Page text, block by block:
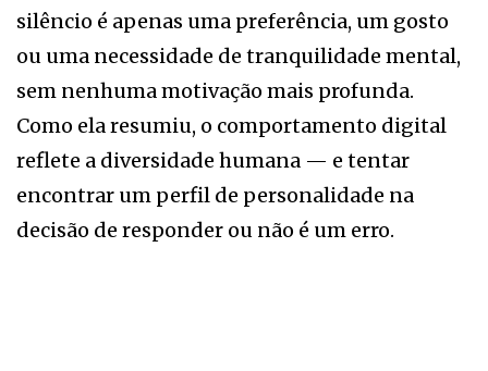
silêncio é apenas uma preferência, um gosto
ou uma necessidade de tranquilidade mental,
sem nenhuma motivação mais profunda.
Como ela resumiu, o comportamento digital
reflete a diversidade humana — e tentar
encontrar um perfil de personalidade na
decisão de responder ou não é um erro.